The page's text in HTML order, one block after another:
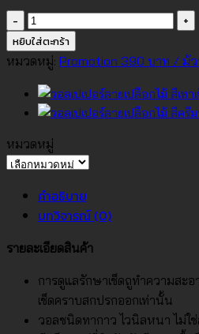
จำนวน
วอลเปเปอร์
ลาย
ไม้
สี
เทา
No.MA160809
หยิบใส่ตะกร้า
หมวดหมู่: Promotion 390 บาท / ม้
หมวดหมู่
หมวด
คำอธิบาย
บทวิจารณ์ (0)
รายละเอียดสินค้า
การดูแลรักษาเช็ดถูทำความสะอ
เช็ดคราบสกปรกออกเท่านั้น
วอลชนิดทากาว ไวนิลหนา ไม่ใช่